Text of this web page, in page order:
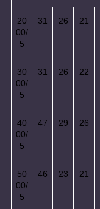
20
00/
5
31 26 21
30
00/
5
31 26 22
40
00/
5
47 29 26
50
00/
5
46 23 21